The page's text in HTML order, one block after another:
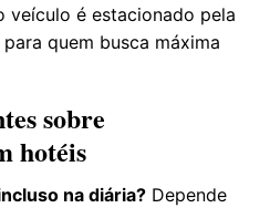
veículo é estacionado pela
quem busca máxima
sobre
hotéis
na diária? Depende